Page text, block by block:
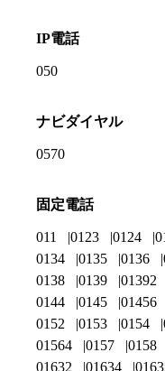
IP電話
050
ナビダイヤル
0570
固定電話
011 0123 0124
0134
0135 0136
0138
0139 01392
0144
0145 01456
0152
0153 0154
01564
0157 0158
01632
01634